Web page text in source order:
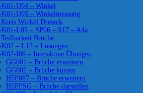
U04 – Winkel
U05 – Winkelmessung
Winkel Dreieck
L05 – SP06 – S17 – A4a
Brüche
– L12 – Lösungen
I06 – Interaktive Übungen
GG001 – Brüche erweitern
GG002 – Brüche kürzen
H5P087 – Brüche erweitern
H5PFSG – Brüche darstellen